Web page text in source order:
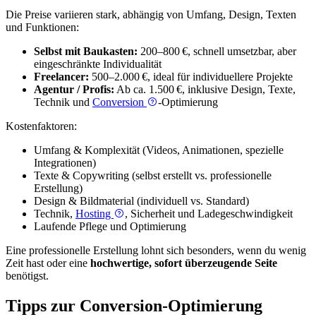
Die Preise variieren stark, abhängig von Umfang, Design, Texten
und Funktionen:
Selbst mit Baukasten: 200–800 €, schnell umsetzbar, aber
eingeschränkte Individualität
Freelancer: 500–2.000 €, ideal für individuellere Projekte
Agentur / Profis: Ab ca. 1.500 €, inklusive Design, Texte,
Technik und Conversion
-Optimierung
Kostenfaktoren:
Umfang & Komplexität (Videos, Animationen, spezielle
Integrationen)
Texte & Copywriting (selbst erstellt vs. professionelle
Erstellung)
Design & Bildmaterial (individuell vs. Standard)
Technik, Hosting
, Sicherheit und Ladegeschwindigkeit
Laufende Pflege und Optimierung
Eine professionelle Erstellung lohnt sich besonders, wenn du wenig
Zeit hast oder eine hochwertige, sofort überzeugende Seite
benötigst.
Tipps zur Conversion-Optimierung